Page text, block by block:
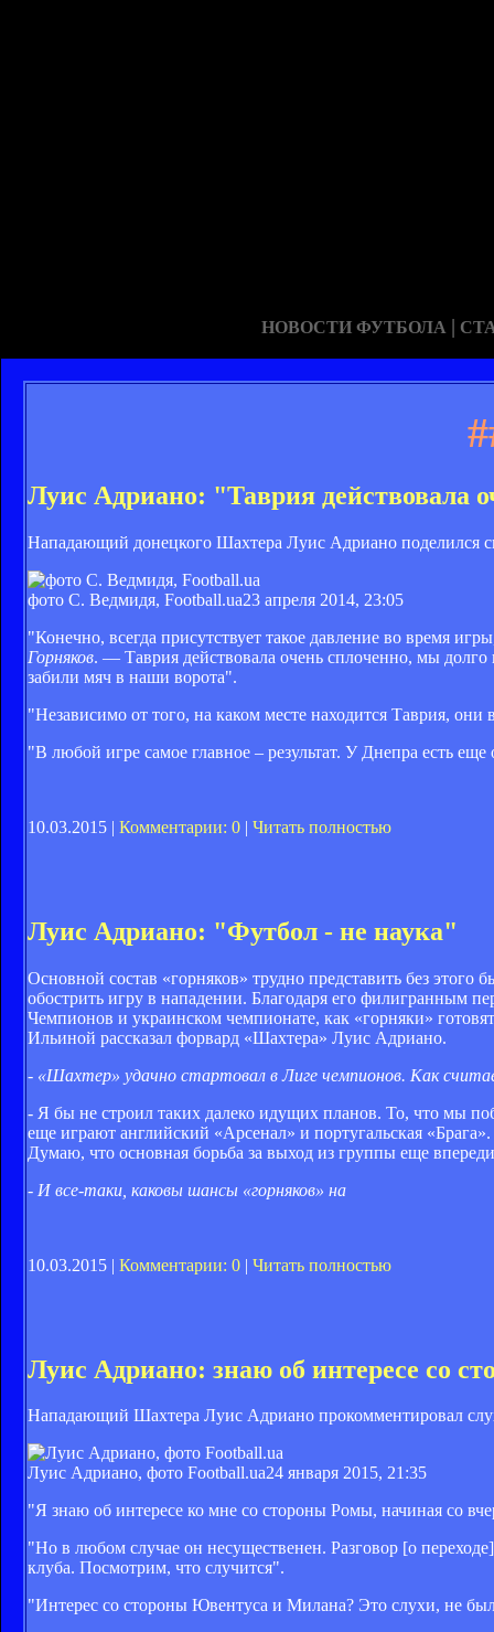
НОВОСТИ ФУТБОЛА |
Луис Адриано: "Таврия действовала
Нападающий донецкого Шахтера Луис Адриано поделился
фото С. Ведмидя, Football.ua23 апреля 2014, 23:05
"Конечно, всегда присутствует такое давление во время
Горняков. — Таврия действовала очень сплоченно, мы
забили мяч в наши ворота".
"Независимо от того, на каком месте находится Таврия,
"В любой игре самое главное – результат. У Днепра есть
10.03.2015 | Комментарии: 0 | Читать полностью
Луис Адриано: "Футбол - не наука"
Основной состав «горняков» трудно представить без этого
обострить игру в нападении. Благодаря его филигранным
Чемпионов и украинском чемпионате, как «горняки»
Ильиной рассказал форвард «Шахтера» Луис Адриано.
- «Шахтер» удачно стартовал в Лиге чемпионов. Как
- Я бы не строил таких далеко идущих планов. То, что мы
еще играют английский «Арсенал» и португальская
Думаю, что основная борьба за выход из группы еще
- И все-таки, каковы шансы «горняков» на
10.03.2015 | Комментарии: 0 | Читать полностью
Луис Адриано: знаю об интересе со
Нападающий Шахтера Луис Адриано прокомментировал
Луис Адриано, фото Football.ua24 января 2015, 21:35
"Я знаю об интересе ко мне со стороны Ромы, начиная со
"Но в любом случае он несущественен. Разговор [о
клуба. Посмотрим, что случится".
"Интерес со стороны Ювентуса и Милана? Это слухи, не